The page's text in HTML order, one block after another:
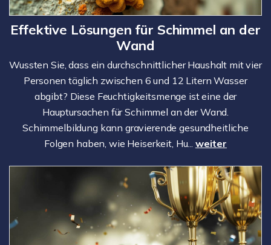
Effektive Lösungen für Schimmel an der
Wand
Wussten Sie, dass ein durchschnittlicher Haushalt mit vier
Personen täglich zwischen 6 und 12 Litern Wasser
abgibt? Diese Feuchtigkeitsmenge ist eine der
Hauptursachen für Schimmel an der Wand.
Schimmelbildung kann gravierende gesundheitliche
Folgen haben, wie Heiserkeit, Hu... weiter